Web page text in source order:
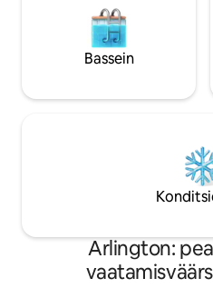
Bassein
Arlington: